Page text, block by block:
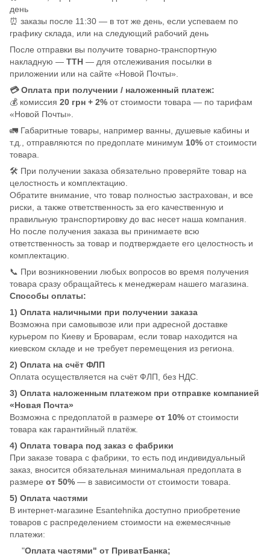
день
⏰ заказы после 11:30 — в тот же день, если успеваем по
графику склада, или на следующий рабочий день
После отправки вы получите товарно-транспортную
накладную — ТТН — для отслеживания посылки в
приложении или на сайте «Новой Почты».
💳 Оплата при получении / наложенный платеж:
💰 комиссия 20 грн + 2% от стоимости товара — по тарифам
«Новой Почты».
🚛 Габаритные товары, например ванны, душевые кабины и
т.д., отправляются по предоплате минимум 10% от стоимости
товара.
🛠️ При получении заказа обязательно проверяйте товар на
целостность и комплектацию.
Обратите внимание, что товар полностью застрахован, и все
риски, а также ответственность за его качественную и
правильную транспортировку до вас несет наша компания.
Но после получения заказа вы принимаете всю
ответственность за товар и подтверждаете его целостность и
комплектацию.
📞 При возникновении любых вопросов во время получения
товара сразу обращайтесь к менеджерам нашего магазина.
Способы оплаты:
1) Оплата наличными при получении заказа
Возможна при самовывозе или при адресной доставке
курьером по Киеву и Броварам, если товар находится на
киевском складе и не требует перемещения из региона.
2) Оплата на счёт ФЛП
Оплата осуществляется на счёт ФЛП, без НДС.
3) Оплата наложенным платежом при отправке компанией
«Новая Почта»
Возможна с предоплатой в размере от 10% от стоимости
товара как гарантийный платёж.
4) Оплата товара под заказ с фабрики
При заказе товара с фабрики, то есть под индивидуальный
заказ, вносится обязательная минимальная предоплата в
размере от 50% — в зависимости от стоимости товара.
5) Оплата частями
В интернет-магазине Esantehnika доступно приобретение
товаров с распределением стоимости на ежемесячные
платежи:
"Оплата частями" от ПриватБанка;